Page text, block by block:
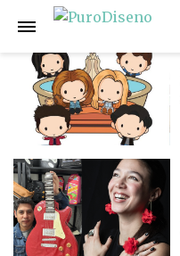
Anterior Siguiente